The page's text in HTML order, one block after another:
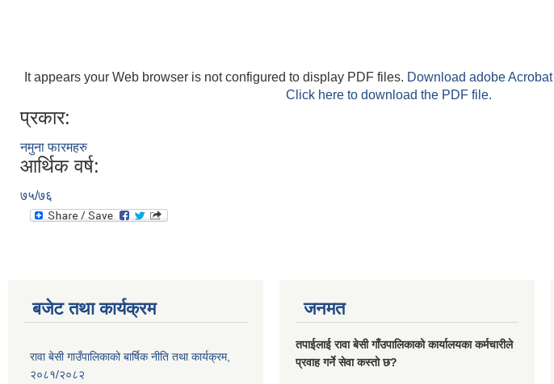
It appears your Web browser is not configured to display PDF files. Download adobe Acrobat
Click here to download the PDF file.
प्रकार:
नमुना फारमहरु
आर्थिक वर्ष:
७५/७६
बजेट तथा कार्यक्रम
रावा बेसी गाउँपालिकाको बार्षिक नीति तथा कार्यक्रम,
२०८१/२०८२
जनमत
तपाईलाई रावा बेसी गाँउपालिकाको कार्यालयका कर्मचारीले
प्रवाह गर्ने सेवा कस्तो छ?